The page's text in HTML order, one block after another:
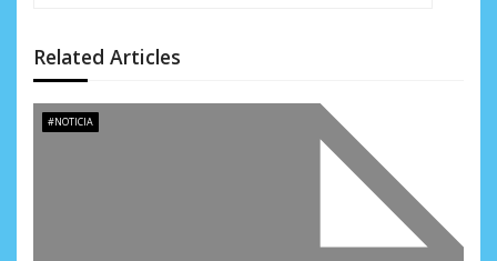
d
e
e
Related Articles
#NOTICIA